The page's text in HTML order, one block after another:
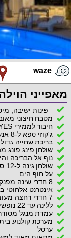
waze
מאפייני הוילה
פינות ישיבה,
מטבח חיצוני
חיבור לממירי YES ו-NETFLIX
ג'קוזי ספא ל-8 אנשים
בריכת שחייה
שולחן פינג פונג
נוף אל הבריכה
שולחן גינה ל-12 סועדים + שולחן מתקפל
על חוף הים
8 חדרי שינה מפנקים
אינטרנט אלחוטי
7 חדרי רחצה מעוצבים
ללינה עד 22 נופשים
עמדת מנגל
מערכת קולנוע
ערסל